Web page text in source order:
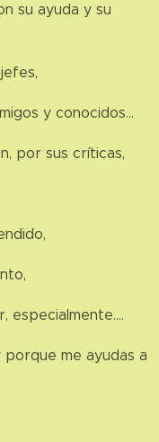
su ayuda y su
y conocidos…
por sus críticas,
especialmente….
porque me ayudas a